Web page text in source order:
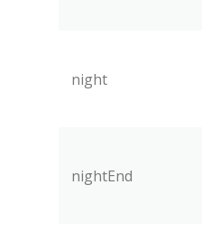
night
nightEnd